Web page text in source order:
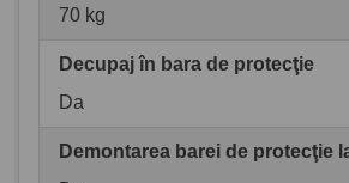
70 kg
Decupaj în bara de protecţie
Da
Demontarea barei de protecţie